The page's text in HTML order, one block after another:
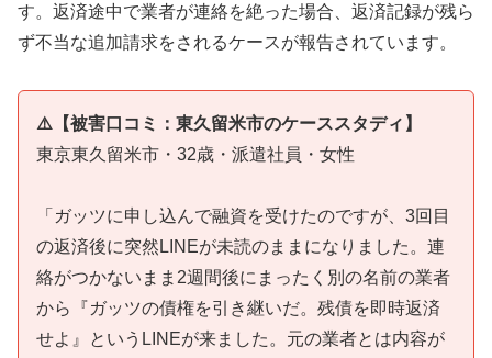
す。返済途中で業者が連絡を絶った場合、返済記録が残ら
ず不当な追加請求をされるケースが報告されています。
⚠️【被害口コミ：東久留米市のケーススタディ】
東京東久留米市・32歳・派遣社員・女性
「ガッツに申し込んで融資を受けたのですが、3回目
の返済後に突然LINEが未読のままになりました。連
絡がつかないまま2週間後にまったく別の名前の業者
から『ガッツの債権を引き継いだ。残債を即時返済
せよ』というLINEが来ました。元の業者とは内容が